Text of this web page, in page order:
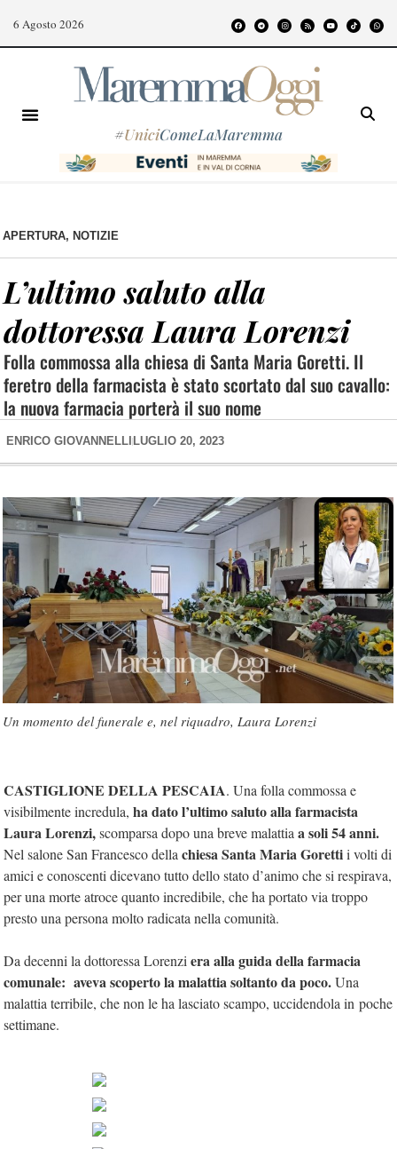
6 Agosto 2026
#UniciComeLaMaremma
APERTURA, NOTIZIE
L’ultimo saluto alla
dottoressa Laura Lorenzi
Folla commossa alla chiesa di Santa Maria Goretti. Il
feretro della farmacista è stato scortato dal suo cavallo:
la nuova farmacia porterà il suo nome
ENRICO GIOVANNELLI LUGLIO 20, 2023
Un momento del funerale e, nel riquadro, Laura Lorenzi
CASTIGLIONE DELLA PESCAIA. Una folla commossa e
visibilmente incredula, ha dato l’ultimo saluto alla farmacista
Laura Lorenzi,scomparsa dopo una breve malattia a soli 54 anni.
Nel salone San Francesco della chiesa Santa Maria Gorettii volti di
amici e conoscenti dicevano tutto dello stato d’animo che si respirava,
per una morte atroce quanto incredibile, che ha portato via troppo
presto una persona molto radicata nella comunità.
Da decenni la dottoressa Lorenzi era alla guida della farmacia
comunale: aveva scoperto la malattia soltanto da poco.Una
malattia terribile, che non le ha lasciato scampo, uccidendola in poche
settimane.